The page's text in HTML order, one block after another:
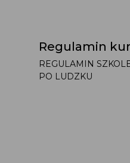
Regulamin
REGULAMIN
PO LUDZKU